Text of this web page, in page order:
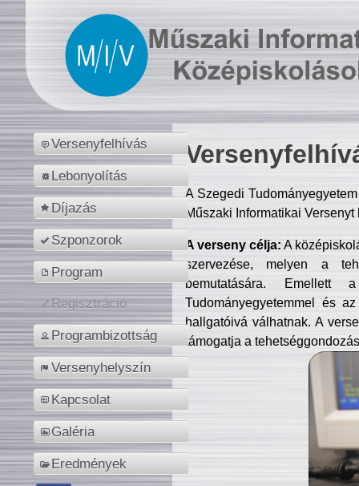
Versenyfelhívás
Lebonyolítás
Díjazás
Szponzorok
Program
Regisztráció
Programbizottság
Versenyhelyszín
Kapcsolat
Galéria
Eredmények
A Szegedi
Műszaki Informatikai
A verseny célja: A
szervezése, melyen a
bemutatására. Emellett
Tudományegyetemmel és
hallgatóivá válhatnak. A
támogatja a